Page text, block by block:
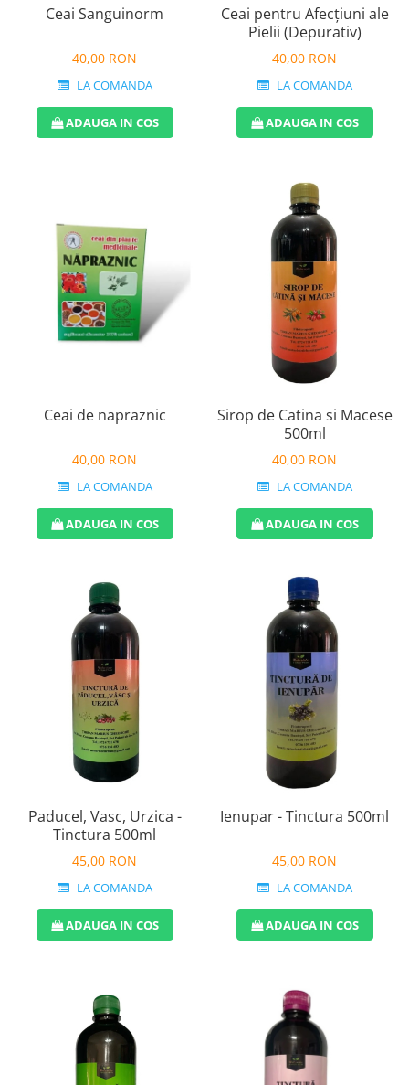
Ceai Sanguinorm
40,00 RON
LA COMANDA
ADAUGA IN COS
Ceai pentru Afecțiuni ale
Pielii (Depurativ)
40,00 RON
LA COMANDA
ADAUGA IN COS
Ceai de napraznic
40,00 RON
LA COMANDA
ADAUGA IN COS
Sirop de Catina si Macese
500ml
40,00 RON
LA COMANDA
ADAUGA IN COS
Paducel, Vasc, Urzica -
Tinctura 500ml
45,00 RON
LA COMANDA
ADAUGA IN COS
Ienupar - Tinctura 500ml
45,00 RON
LA COMANDA
ADAUGA IN COS